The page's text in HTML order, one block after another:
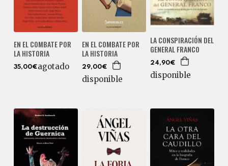
EN EL COMBATE POR
LA HISTORIA
35,00€agotado
EN EL COMBATE POR
LA HISTORIA
29,00€
disponible
LA CONSPIRACIÓN DEL
GENERAL FRANCO
24,90€
disponible